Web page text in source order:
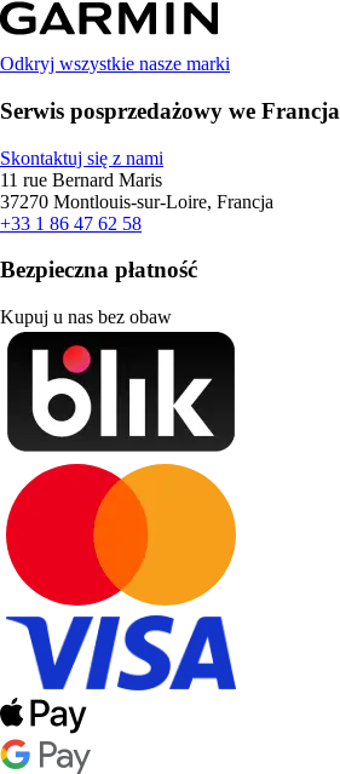
Odkryj wszystkie nasze marki
Serwis posprzedażowy we Francja
Skontaktuj się z nami
11 rue Bernard Maris
37270 Montlouis-sur-Loire, Francja
+33 1 86 47 62 58
Bezpieczna płatność
Kupuj u nas bez obaw